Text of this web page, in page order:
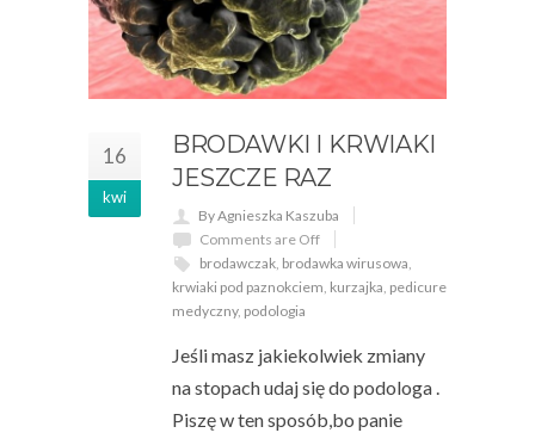
16
kwi
BRODAWKI I KRWIAKI
JESZCZE RAZ
By Agnieszka Kaszuba
Comments are Off
brodawczak, brodawka wirusowa,
krwiaki pod paznokciem, kurzajka, pedicure
medyczny, podologia
Jeśli masz jakiekolwiek zmiany
na stopach udaj się do podologa .
Piszę w ten sposób,bo panie